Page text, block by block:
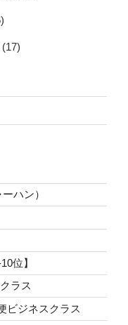
(17)
ハン）
位】
ラス
ビジネスクラス